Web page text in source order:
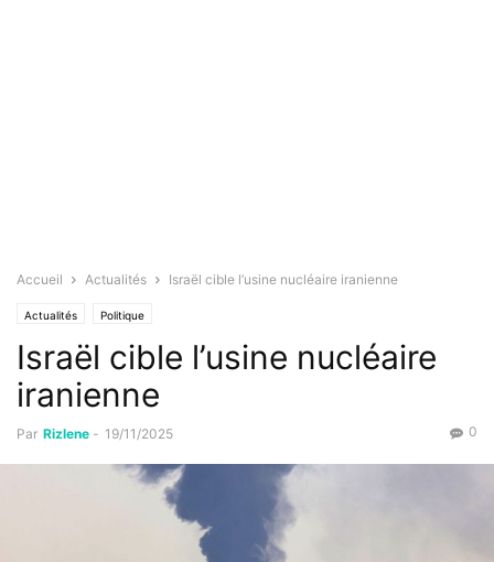
Accueil Actualités Israël cible l’usine nucléaire iranienne
Actualités Politique
Israël cible l’usine nucléaire
iranienne
Par Rizlene - 19/11/2025 0